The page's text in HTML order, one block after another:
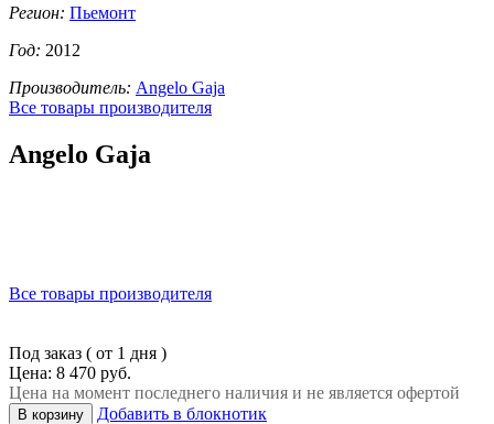
Регион: Пьемонт
Год: 2012
Производитель: Angelo Gaja
Все товары производителя
Angelo Gaja
Все товары производителя
Под заказ ( от 1 дня )
Цена: 8 470 руб.
Цена на момент последнего наличия и не является офертой
В корзину
Добавить в блокнотик